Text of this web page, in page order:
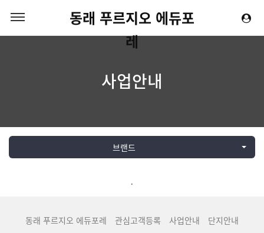
동래 푸르지오 에듀포
레
사업안내
브랜드
.
동래 푸르지오 에듀포레 관심고객등록 사업안내
단지안내